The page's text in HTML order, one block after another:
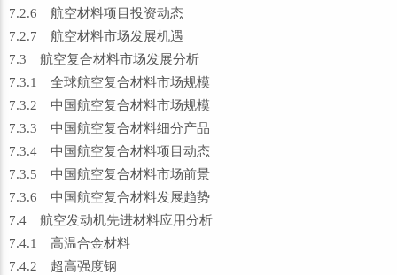
7.2.6 航空材料项目投资动态
7.2.7 航空材料市场发展机遇
7.3 航空复合材料市场发展分析
7.3.1 全球航空复合材料市场规模
7.3.2 中国航空复合材料市场规模
7.3.3 中国航空复合材料细分产品
7.3.4 中国航空复合材料项目动态
7.3.5 中国航空复合材料市场前景
7.3.6 中国航空复合材料发展趋势
7.4 航空发动机先进材料应用分析
7.4.1 高温合金材料
7.4.2 超高强度钢